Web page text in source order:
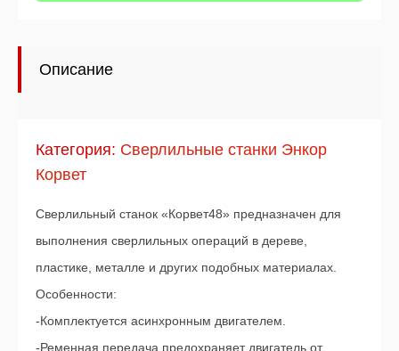
Описание
Категория: Сверлильные станки Энкор
Корвет
Сверлильный станок «Корвет48» предназначен для
выполнения сверлильных операций в дереве,
пластике, металле и других подобных материалах.
Особенности:
-Комплектуется асинхронным двигателем.
-Ременная передача предохраняет двигатель от